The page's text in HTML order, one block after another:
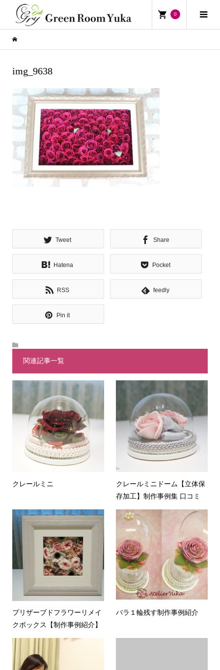
0
img_9638
Tweet Share
Hatena Pocket
RSS feedly
Pin it
関連記事一覧
クレールミニ
クレールミニドーム【立体保
存加工】制作事例集 口コミ
プリザーブドフラワーリメイ
クボックス【制作事例紹介】
バラ１輪残す制作事例紹介